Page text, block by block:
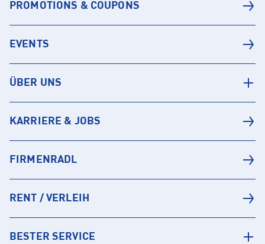
PROMOTIONS & COUPONS
EVENTS
ÜBER UNS
KARRIERE & JOBS
FIRMENRADL
RENT / VERLEIH
BESTER SERVICE